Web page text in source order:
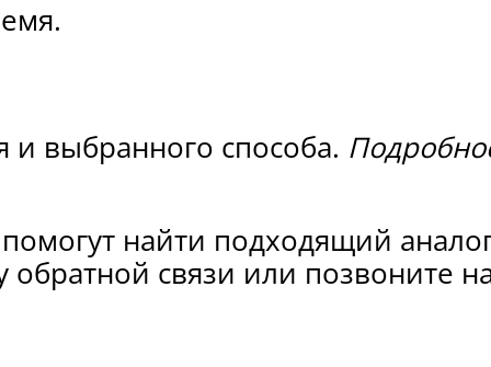
и выбранного способа.
найти подходящий
обратной связи или